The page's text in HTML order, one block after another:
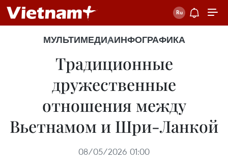
МУЛЬТИМЕДИАИНФОГРАФИКА
Традиционные
дружественные
отношения между
Вьетнамом и Шри-Ланкой
08/05/2026 01:00